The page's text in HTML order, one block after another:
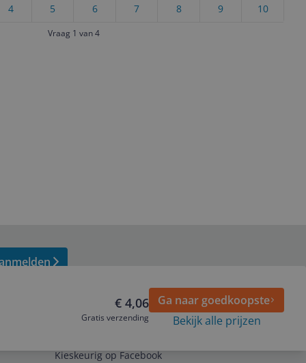
10
9
8
7
6
5
4
Vraag 1 van 4
€ 4,06
Gratis verzending
Ga naar goedkoopste
Bekijk alle prijzen
Kieskeurig op Facebook